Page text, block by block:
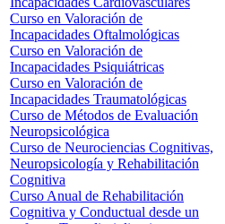
Curso en Valoración de
Incapacidades Oftalmológicas
Curso en Valoración de
Incapacidades Psiquiátricas
Curso en Valoración de
Incapacidades Traumatológicas
Curso de Métodos de Evaluación
Neuropsicológica
Curso de Neurociencias Cognitivas,
Neuropsicología y Rehabilitación
Cognitiva
Curso Anual de Rehabilitación
Cognitiva y Conductual desde un